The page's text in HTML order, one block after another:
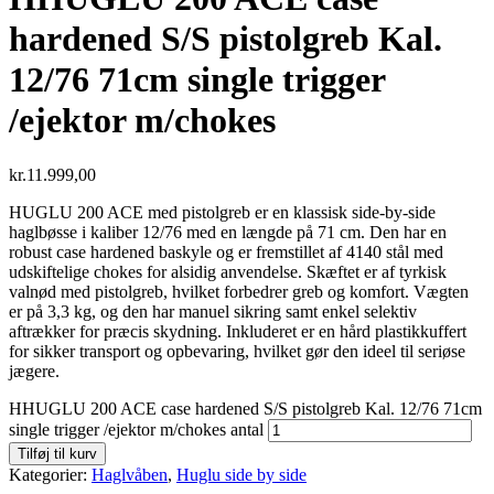
hardened S/S pistolgreb Kal.
12/76 71cm single trigger
/ejektor m/chokes
kr.11.999,00
HUGLU 200 ACE med pistolgreb er en klassisk side-by-side
haglbøsse i kaliber 12/76 med en længde på 71 cm. Den har en
robust case hardened baskyle og er fremstillet af 4140 stål med
udskiftelige chokes for alsidig anvendelse. Skæftet er af tyrkisk
valnød med pistolgreb, hvilket forbedrer greb og komfort. Vægten
er på 3,3 kg, og den har manuel sikring samt enkel selektiv
aftrækker for præcis skydning. Inkluderet er en hård plastikkuffert
for sikker transport og opbevaring, hvilket gør den ideel til seriøse
jægere.
HHUGLU 200 ACE case hardened S/S pistolgreb Kal. 12/76 71cm
single trigger /ejektor m/chokes antal
Tilføj til kurv
Kategorier: Haglvåben, Huglu side by side